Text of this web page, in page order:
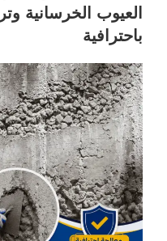
العيوب الخرسانية
باحترافية